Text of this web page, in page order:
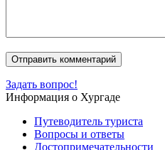
Задать вопрос!
Информация о Хургаде
Путеводитель туриста
Вопросы и ответы
Достопримечательности